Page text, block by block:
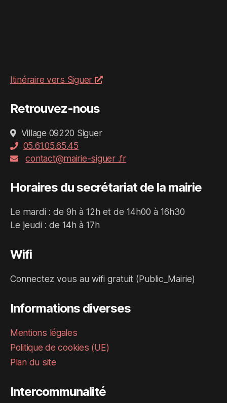
Itinéraire vers Siguer
Retrouvez-nous
Village 09220 Siguer
05.61.05.65.45
contact@mairie-siguer .fr
Horaires du secrétariat de la mairie
Le mardi : de 9h à 12h et de 14h00 à 16h30
Le jeudi : de 14h à 17h
Wifi
Connectez vous au wifi gratuit (Public_Mairie)
Informations diverses
Mentions légales
Politique de cookies (UE)
Plan du site
Intercommunalité